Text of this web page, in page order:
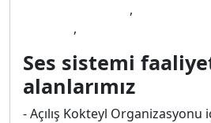
,
,
Ses sistemi
alanlarımız
- Açılış Kokteyl Organizasyonu